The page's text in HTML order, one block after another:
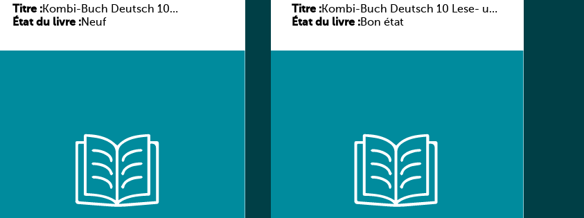
Titre :Kombi-Buch Deutsch 10
Arbeitsheft
État du livre :Neuf
Titre :Kombi-Buch Deutsch 10 Lese- und
Sprachbuch
État du livre :Bon état